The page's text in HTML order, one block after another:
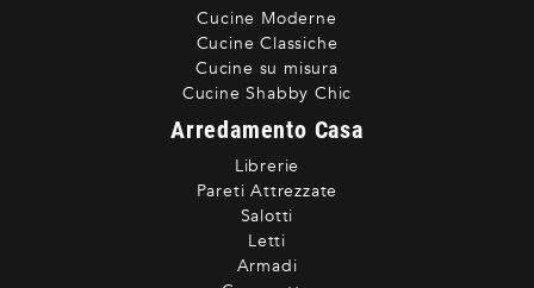
Cucine Moderne
Cucine Classiche
Cucine su misura
Cucine Shabby Chic
Arredamento Casa
Librerie
Pareti Attrezzate
Salotti
Letti
Armadi